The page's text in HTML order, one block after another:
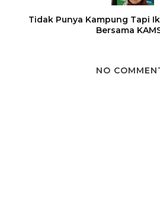
Tidak Punya Kampung Tapi
Bersama
NO